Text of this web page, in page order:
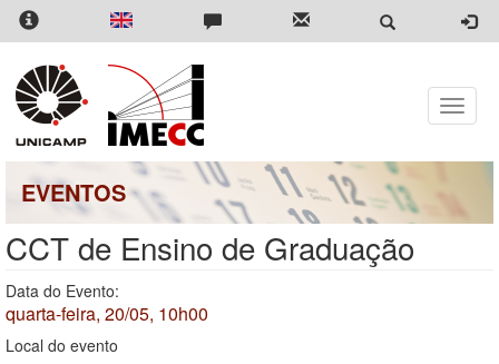
Pular
para
conteúdo
principal
Toggle
EVENTOS
CCT de Ensino de Graduação
Data do Evento:
quarta-feira, 20/05, 10h00
Local do evento